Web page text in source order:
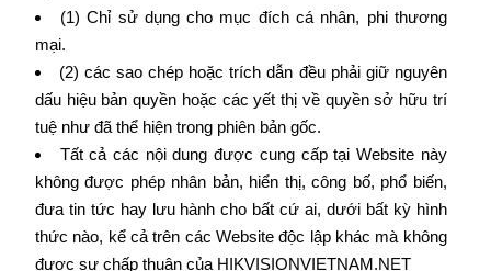
(1) Chỉ sử dụng cho mục đích cá nhân, phi thương
mại.
(2) các sao chép hoặc trích dẫn đều phải giữ nguyên
dấu hiệu bản quyền hoặc các yết thị về quyền sở hữu trí
tuệ như đã thể hiện trong phiên bản gốc.
Tất cả các nội dung được cung cấp tại Website này
không được phép nhân bản, hiển thị, công bố, phổ biến,
đưa tin tức hay lưu hành cho bất cứ ai, dưới bất kỳ hình
thức nào, kể cả trên các Website độc lập khác mà không
được sự chấp thuận của HIKVISIONVIETNAM.NET